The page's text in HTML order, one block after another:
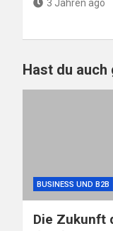
3 Jahren ago
Hast du auch
BUSINESS UND B2B
Die Zukunft